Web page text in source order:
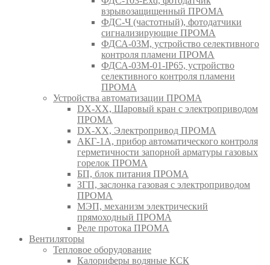
взрывозащищенный ПРОМА
ФДС-Ч (частотный), фотодатчики
сигнализирующие ПРОМА
ФДСА-03М, устройство селективного
контроля пламени ПРОМА
ФДСА-03М-01-IP65, устройство
селективного контроля пламени
ПРОМА
Устройства автоматизации ПРОМА
DX-XX, Шаровый кран c электроприводом
ПРОМА
DX-XX, Электропривод ПРОМА
АКГ-1А, прибор автоматического контроля
герметичности запорной арматуры газовых
горелок ПРОМА
БП, блок питания ПРОМА
ЗГП, заслонка газовая с электроприводом
ПРОМА
МЭП, механизм электрический
прямоходный ПРОМА
Реле протока ПРОМА
Вентиляторы
Тепловое оборудование
Калориферы водяные КСК